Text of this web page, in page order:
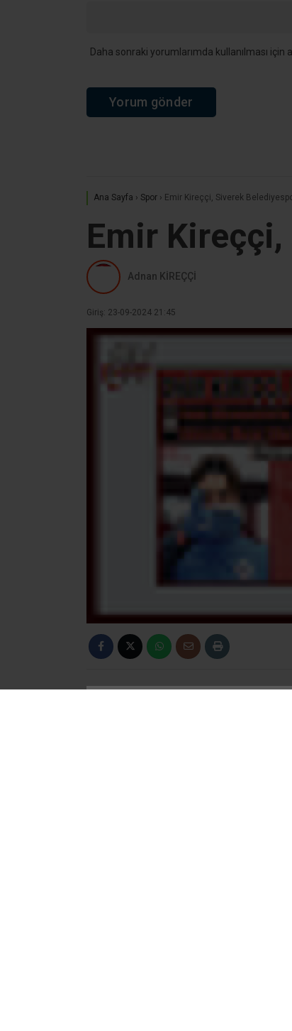
Daha sonraki yorumlarımda kullanılması
Ana Sayfa › Spor › Emir Kireççi, Siverek
Emir Kireççi,
Adnan KİREÇÇİ
Giriş: 23-09-2024 21:45